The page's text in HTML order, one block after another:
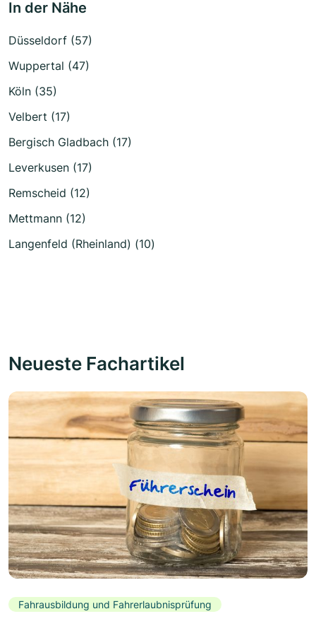
In der Nähe
Düsseldorf (57)
Wuppertal (47)
Köln (35)
Velbert (17)
Bergisch Gladbach (17)
Leverkusen (17)
Remscheid (12)
Mettmann (12)
Langenfeld (Rheinland) (10)
Neueste Fachartikel
Fahrausbildung und Fahrerlaubnisprüfung